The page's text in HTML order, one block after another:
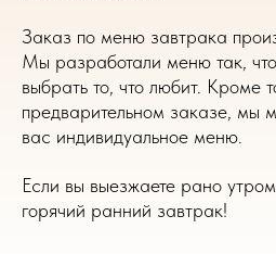
Заказ по меню завтрака
Мы разработали меню так,
выбрать то, что любит. Кроме
предварительном заказе, мы
вас индивидуальное меню.
Если вы выезжаете рано
горячий ранний завтрак!